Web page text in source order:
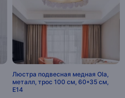
Люстра подвесная медная Ola,
металл, трос 100 см, 60*35 см,
Е14